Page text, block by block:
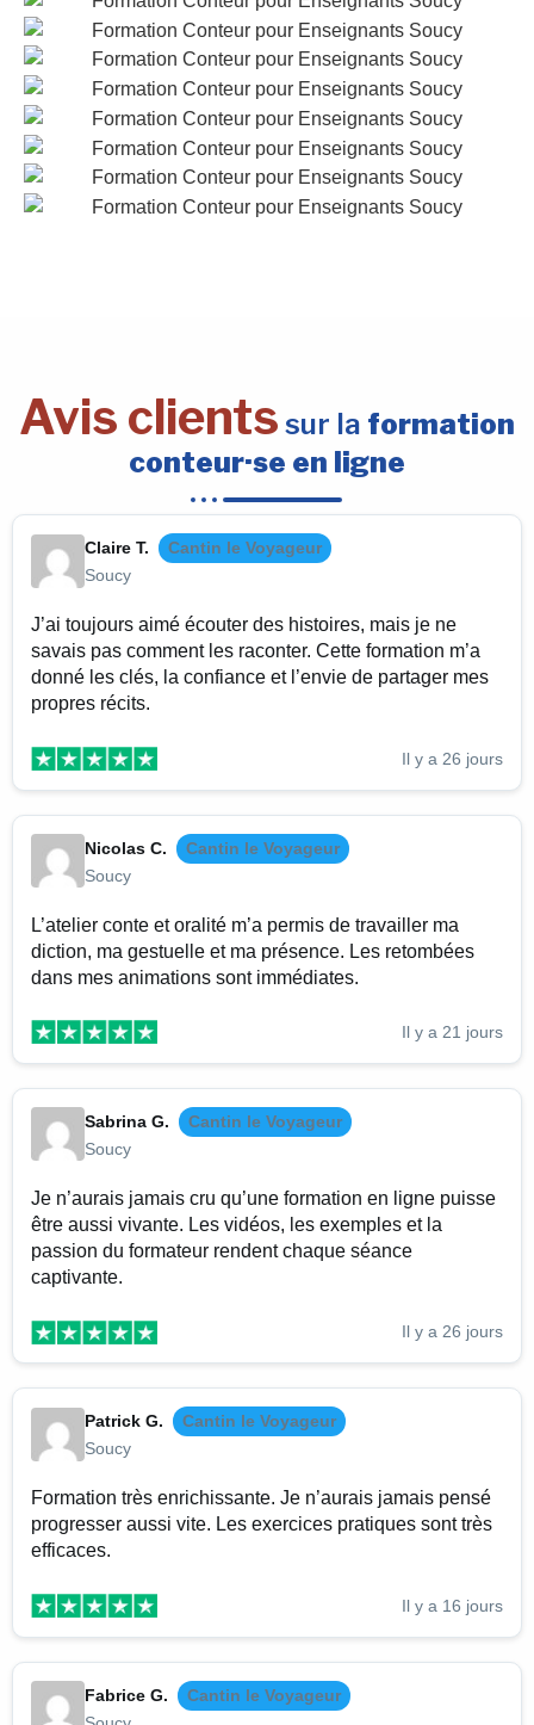
Avis clients sur la formation
conteur·se en ligne
Claire T.
Cantin le Voyageur
Soucy
J’ai toujours aimé écouter des histoires, mais je ne
savais pas comment les raconter. Cette formation m’a
donné les clés, la confiance et l’envie de partager mes
propres récits.
Il y a 26 jours
Nicolas C.
Cantin le Voyageur
Soucy
L’atelier conte et oralité m’a permis de travailler ma
diction, ma gestuelle et ma présence. Les retombées
dans mes animations sont immédiates.
Il y a 21 jours
Sabrina G.
Cantin le Voyageur
Soucy
Je n’aurais jamais cru qu’une formation en ligne puisse
être aussi vivante. Les vidéos, les exemples et la
passion du formateur rendent chaque séance
captivante.
Il y a 26 jours
Patrick G.
Cantin le Voyageur
Soucy
Formation très enrichissante. Je n’aurais jamais pensé
progresser aussi vite. Les exercices pratiques sont très
efficaces.
Il y a 16 jours
Fabrice G.
Cantin le Voyageur